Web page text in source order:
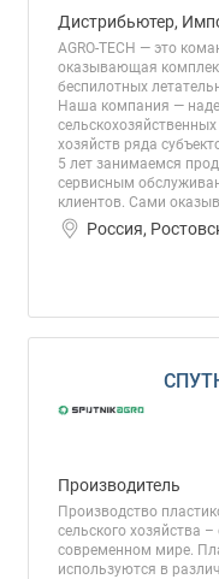
Дистрибьютер,
AGRO-TECH — это
оказывающая
беспилотных
Наша компания —
хозяйств ряда
5 лет занимаемся
сервисным
клиентов. Сами
Россия,
Производитель
Производство
сельского хозяйства
современном мире.
используются в